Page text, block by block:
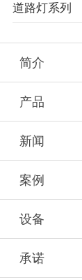
道路灯系列
简介
产品
新闻
案例
设备
承诺